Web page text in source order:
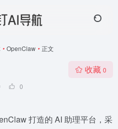
• OpenClaw • 正文
0
收藏 0
打造的 AI 助理平台，采